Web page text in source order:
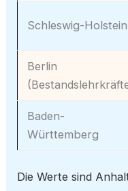
Schleswig-Holstein
Berlin
Baden-
Württemberg
Die Werte sind